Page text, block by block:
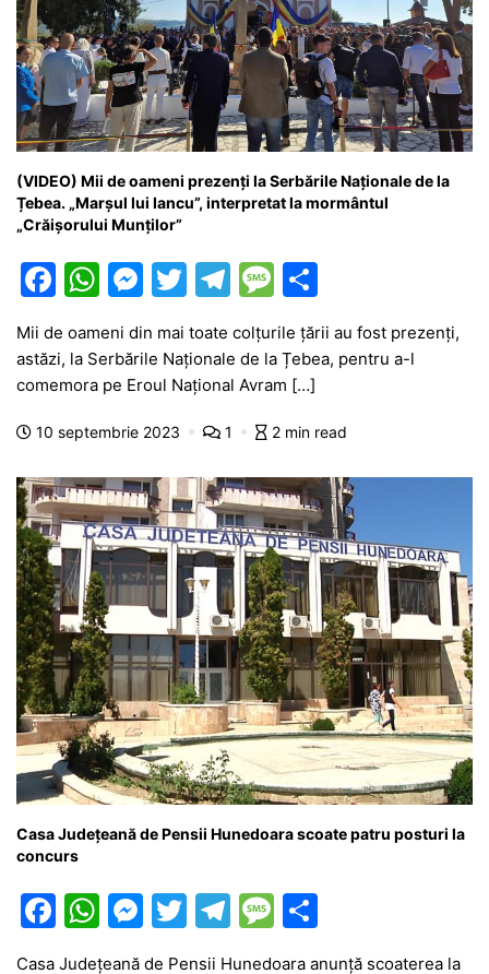
(VIDEO) Mii de oameni prezenți la Serbările Naționale de la
Țebea. „Marșul lui Iancu”, interpretat la mormântul
„Crăișorului Munților”
F
c
e
b
o
o
k
W
at
s
A
p
p
M
s
s
e
g
er
T
itt
er
T
e
gr
a
m
M
s
s
a
e
ta
a
z
ă
Mii de oameni din mai toate colțurile țării au fost prezenți,
astăzi, la Serbările Naționale de la Țebea, pentru a-l
comemora pe Eroul Național Avram […]
10 septembrie 2023 1 2 min read
Casa Județeană de Pensii Hunedoara scoate patru posturi la
concurs
F
W M T
T
M
Casa Județeană de Pensii Hunedoara anunță scoaterea la